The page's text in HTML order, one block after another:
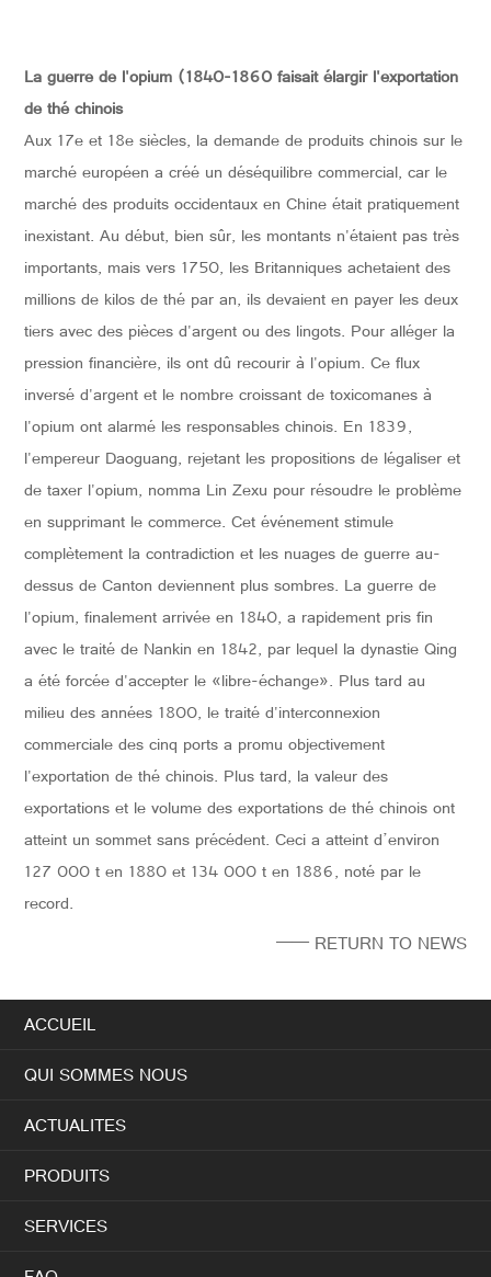
La guerre de l'opium (1840-1860 faisait élargir l'exportation
de thé chinois
Aux 17e et 18e siècles, la demande de produits chinois sur le
marché européen a créé un déséquilibre commercial, car le
marché des produits occidentaux en Chine était pratiquement
inexistant. Au début, bien sûr, les montants n'étaient pas très
importants, mais vers 1750, les Britanniques achetaient des
millions de kilos de thé par an, ils devaient en payer les deux
tiers avec des pièces d'argent ou des lingots. Pour alléger la
pression financière, ils ont dû recourir à l'opium. Ce flux
inversé d'argent et le nombre croissant de toxicomanes à
l'opium ont alarmé les responsables chinois. En 1839,
l'empereur Daoguang, rejetant les propositions de légaliser et
de taxer l'opium, nomma Lin Zexu pour résoudre le problème
en supprimant le commerce. Cet événement stimule
complètement la contradiction et les nuages de guerre au-
dessus de Canton deviennent plus sombres. La guerre de
l'opium, finalement arrivée en 1840, a rapidement pris fin
avec le traité de Nankin en 1842, par lequel la dynastie Qing
a été forcée d'accepter le «libre-échange». Plus tard au
milieu des années 1800, le traité d'interconnexion
commerciale des cinq ports a promu objectivement
l'exportation de thé chinois. Plus tard, la valeur des
exportations et le volume des exportations de thé chinois ont
atteint un sommet sans précédent. Ceci a atteint d’environ
127 000 t en 1880 et 134 000 t en 1886, noté par le
record.
—— RETURN TO NEWS
ACCUEIL
QUI SOMMES NOUS
ACTUALITES
PRODUITS
SERVICES